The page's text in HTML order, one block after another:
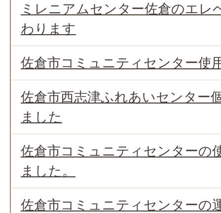
ミレニアムセンター佐倉のエレ
わります
佐倉市コミュニティセンター使
佐倉市西志津ふれあいセンター
ました
佐倉市コミュニティセンターの
ました。
佐倉市コミュニティセンターの